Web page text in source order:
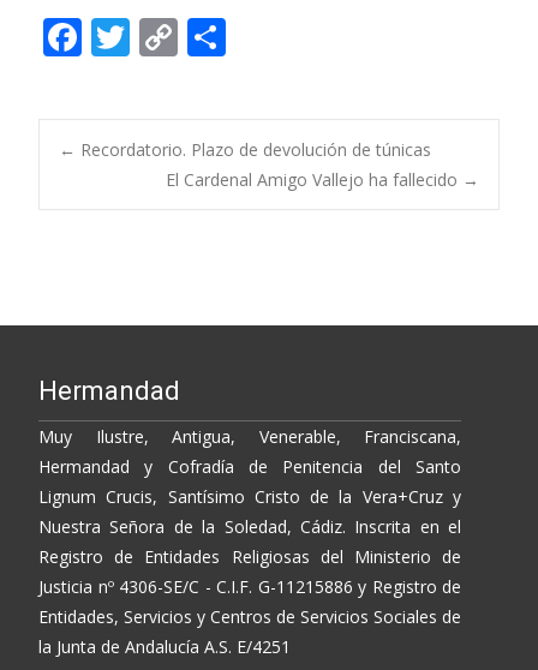
F
e
b
T
itt
er
C
p
y
Li
m
p
ar
Post
← Recordatorio. Plazo de devolución de túnicas
El Cardenal Amigo Vallejo ha fallecido →
Hermandad
Muy Ilustre, Antigua, Venerable, Franciscana,
Hermandad y Cofradía de Penitencia del Santo
Lignum Crucis, Santísimo Cristo de la Vera+Cruz y
Nuestra Señora de la Soledad, Cádiz. Inscrita en el
Registro de Entidades Religiosas del Ministerio de
Justicia nº 4306-SE/C - C.I.F. G-11215886 y Registro de
Entidades, Servicios y Centros de Servicios Sociales de
la Junta de Andalucía A.S. E/4251